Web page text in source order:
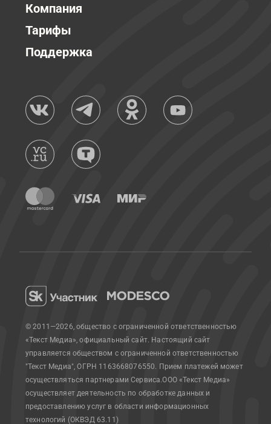
Компания
Тарифы
Поддержка
© 2011—2026, общество с ограниченной ответственностью
«Текст Медиа», официальный сайт. Настоящий сайт
управляется обществом с ограниченной ответственностью
"Текст Медиа", ОГРН 1163668076550. Прием платежей может
осуществляться партнерами Сервиса.ООО «Текст Медиа»
осуществляет деятельность по обработке данных и
предоставлению услуг в области информационных
технологий (ОКВЭД 63.11)